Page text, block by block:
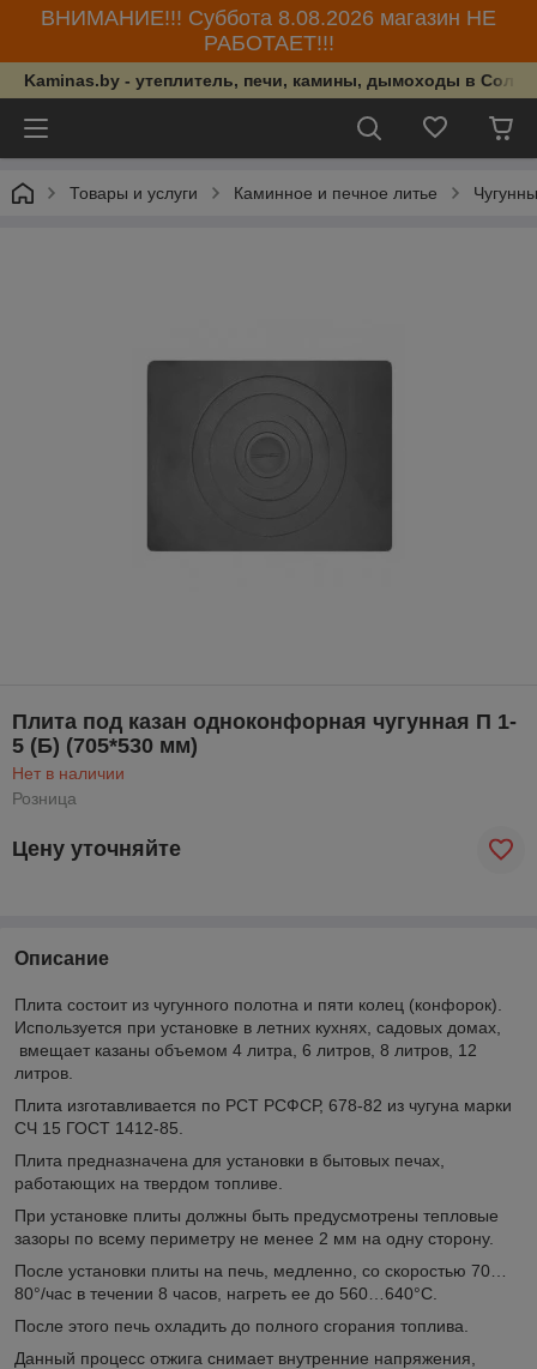
ВНИМАНИЕ!!! Суббота 8.08.2026 магазин НЕ
РАБОТАЕТ!!!
Kaminas.by - утеплитель, печи, камины, дымоходы в
Товары и услуги Каминное и печное литье
Плита под казан одноконфорная чугунная П 1-
5 (Б) (705*530 мм)
Нет в наличии
Розница
Цену уточняйте
Описание
Плита состоит из чугунного полотна и пяти колец (конфорок).
Используется при установке в летних кухнях, садовых домах,
вмещает казаны объемом 4 литра, 6 литров, 8 литров, 12
литров.
Плита изготавливается по РСТ РСФСР, 678-82 из чугуна марки
СЧ 15 ГОСТ 1412-85.
Плита предназначена для установки в бытовых печах,
работающих на твердом топливе.
При установке плиты должны быть предусмотрены тепловые
зазоры по всему периметру не менее 2 мм на одну сторону.
После установки плиты на печь, медленно, со скоростью 70…
80°/час в течении 8 часов, нагреть ее до 560…640°С.
После этого печь охладить до полного сгорания топлива.
Данный процесс отжига снимает внутренние напряжения,